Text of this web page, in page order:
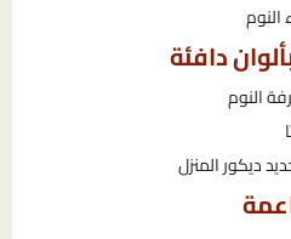
النوم
دافئة
النوم
ديكور المنزل